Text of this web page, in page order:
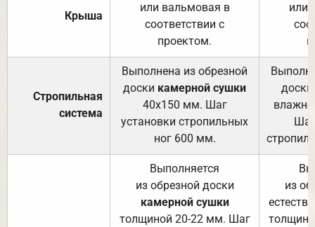
Крыша
или вальмовая в
соответствии с
проектом.
или
Стропильная
система
Выполнена из обрезной
доски камерной сушки
40х150 мм. Шаг
установки стропильных
ног 600 мм.
доски
Выполняется
из обрезной доски
камерной сушки
толщиной 20-22 мм. Шаг
из